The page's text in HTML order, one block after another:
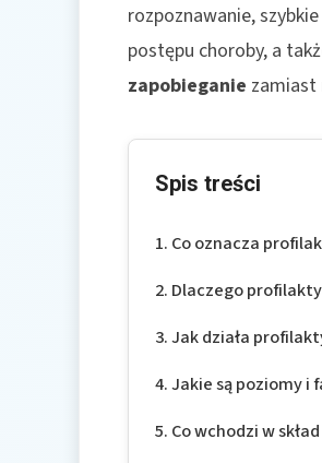
rozpoznawanie,
postępu choroby, a
zapobieganie
Spis treści
Co oznacza
Dlaczego
Jak działa
Jakie są poziomy i
Co wchodzi w